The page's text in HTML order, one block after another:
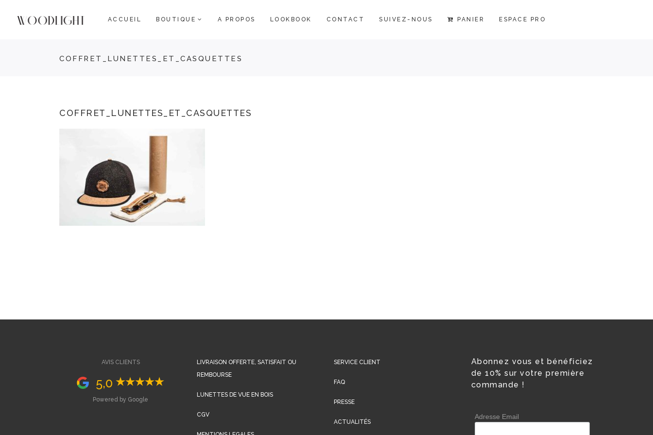
ACCUEIL BOUTIQUE A PROPOS LOOKBOOK CONTACT SUIVEZ-NOUS PANIER ESPACE PRO
COFFRET_LUNETTES_ET_CASQUETTES
COFFRET_LUNETTES_ET_CASQUETTES
AVIS CLIENTS
5,0
Powered by Google
LIVRAISON OFFERTE, SATISFAIT OU
REMBOURSE
LUNETTES DE VUE EN BOIS
CGV
SERVICE CLIENT
FAQ
PRESSE
ACTUALITÉS
Abonnez vous et bénéficiez
de 10% sur votre première
commande !
Adresse Email